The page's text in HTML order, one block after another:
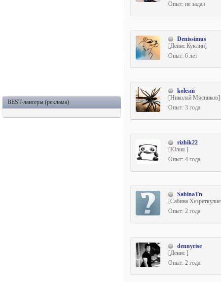
BEST-лансеры (реклама)
Опыт: не задан
Denissimus
[Денис Куклин]
Опыт: 6 лет
kolesm
[Николай Мясников]
Опыт: 3 года
rizhik22
[Юлия ]
Опыт: 4 года
SabinaTn
[Сабина
Опыт: 2 года
dennyrise
[Денис ]
Опыт: 2 года